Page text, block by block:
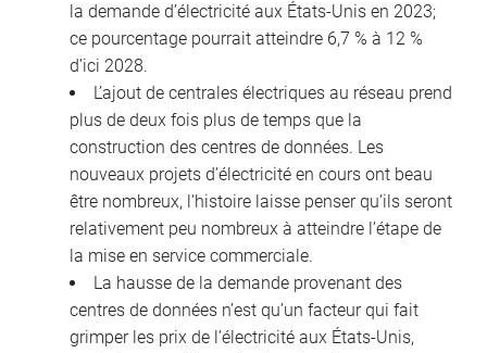
la demande d’électricité aux États-Unis en 2023;
ce pourcentage pourrait atteindre 6,7 % à 12 %
d’ici 2028.
L’ajout de centrales électriques au réseau prend
plus de deux fois plus de temps que la
construction des centres de données. Les
nouveaux projets d’électricité en cours ont beau
être nombreux, l’histoire laisse penser qu’ils seront
relativement peu nombreux à atteindre l’étape de
la mise en service commerciale.
La hausse de la demande provenant des
centres de données n’est qu’un facteur qui fait
grimper les prix de l’électricité aux États-Unis,